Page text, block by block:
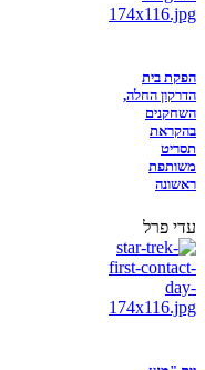
הפקת בית
הדרקון החלה,
השחקנים
בהקראת
תסריט
משותפת
ראשונה
עדי פרל